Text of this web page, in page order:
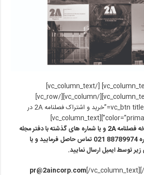
[/vc_column_text][vc_column_text] [/vc_column_text]
[vc_column_text][/vc_column_text][/vc_column][/vc_row]
[vc_row][vc_column][vc_btn title=”خرید و اشتراک فصلنامه 2A در
برای خریداری آخرین نسخه فصلنامه 2A و یا شماره های گذشته با دفتر مجله
معماری و ساختمان با شماره 88789974 021 تماس حاصل فرمایید و یا
توسط ایمیل ارسال نمایید.
pr@2aincorp.com[/